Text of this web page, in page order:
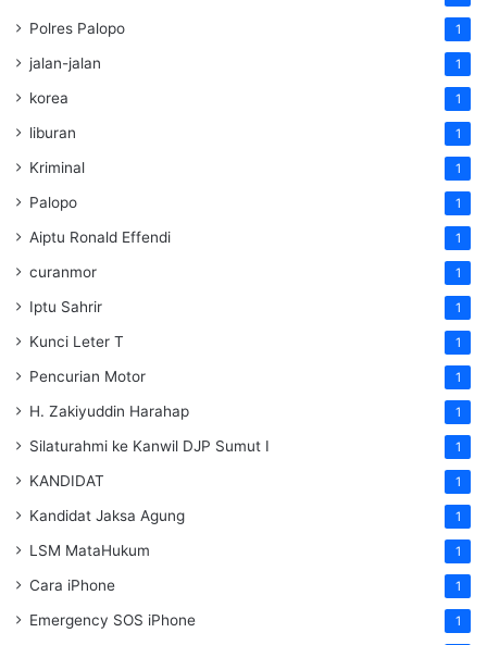
Polres Palopo 1
jalan-jalan 1
korea 1
liburan 1
Kriminal 1
Palopo 1
Aiptu Ronald Effendi 1
curanmor 1
Iptu Sahrir 1
Kunci Leter T 1
Pencurian Motor 1
H. Zakiyuddin Harahap 1
Silaturahmi ke Kanwil DJP Sumut I 1
KANDIDAT 1
Kandidat Jaksa Agung 1
LSM MataHukum 1
Cara iPhone 1
Emergency SOS iPhone 1